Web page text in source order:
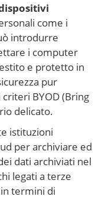
come i
introdurre
i computer
e protetto in
pur
BYOD (Bring
delicato.
istituzioni
per archiviare ed
dati archiviati nel
legati a terze
termini di